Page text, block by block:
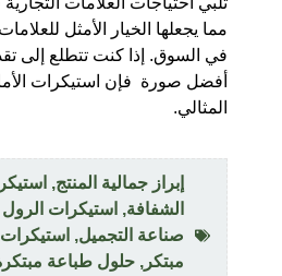
مما يجعلها الخيار الأمثل
في السوق. إذا كنت تتطلع إلى
أفضل صورة فإن استيكرات
المثالي.
إبراز جمالية المنتج,
الشفافة, استيكرات
صناعة التجميل,
مبتكر , حلول طباعة